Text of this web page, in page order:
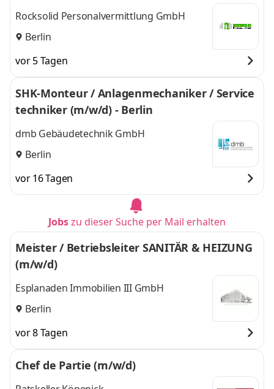
Rocksolid Personalvermittlung GmbH
Berlin
vor 5 Tagen
SHK-Monteur / Anlagenmechaniker / Service
techniker (m/w/d) - Berlin
dmb Gebäudetechnik GmbH
Berlin
vor 16 Tagen
Jobszu dieser Suche per Mail erhalten
Meister / Betriebsleiter SANITÄR & HEIZUNG
(m/w/d)
Esplanaden Immobilien III GmbH
Berlin
vor 8 Tagen
Chef de Partie (m/w/d)